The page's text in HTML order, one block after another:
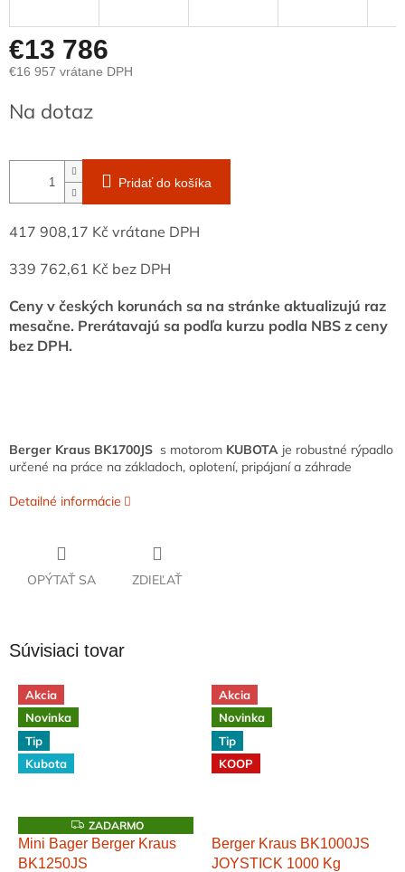
€13 786
€16 957 vrátane DPH
cena:
Na dotaz
Pridať do košíka
417 908,17 Kč vrátane DPH
339 762,61 Kč bez DPH
Ceny v českých korunách sa na stránke aktualizujú raz
mesačne. Prerátavajú sa podľa kurzu podla NBS z ceny
bez DPH.
Berger Kraus BK1700JS s motorom KUBOTA je robustné rýpadlo
určené na práce na základoch, oplotení, pripájaní a záhrade
Detailné informácie
OPÝTAŤ SA ZDIEĽAŤ
Súvisiaci tovar
Akcia
Novinka
Tip
Kubota
Z
A
D
A
ZADARMO
Mini Bager Berger Kraus
BK1250JS
Akcia
Novinka
Tip
KOOP
Berger Kraus BK1000JS
JOYSTICK 1000 Kg